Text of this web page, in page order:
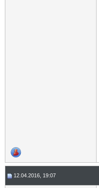
12.04.2016, 19:07